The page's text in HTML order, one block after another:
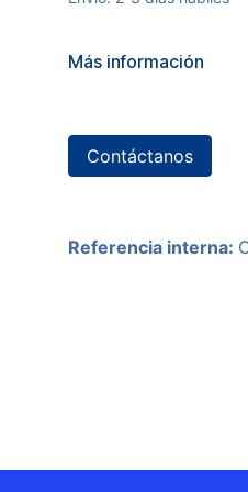
Más información
Contáctanos
Referencia interna: